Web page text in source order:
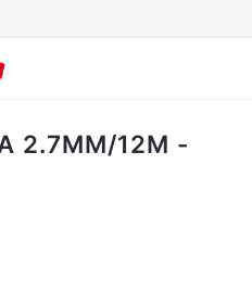
2.7MM/12M -